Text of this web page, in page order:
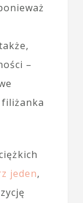
–
jeden,